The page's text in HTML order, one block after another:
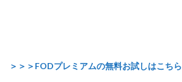
＞＞＞FODプレミアムの無料お試しはこちら